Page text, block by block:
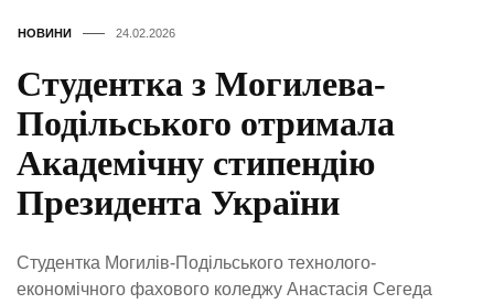
НОВИНИ 24.02.2026
Студентка з Могилева-
Подільського отримала
Академічну стипендію
Президента України
Студентка Могилів-Подільського технолого-
економічного фахового коледжу Анастасія Сегеда